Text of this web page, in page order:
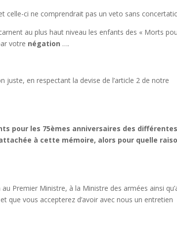
celle-ci ne comprendrait pas un veto sans
au plus haut niveau les enfants des « Morts
votre négation ….
juste, en respectant la devise de l’article 2 de notre
pour les 75èmes anniversaires des
à cette mémoire, alors pour quelle
Premier Ministre, à la Ministre des armées ainsi
vous accepterez d’avoir avec nous un entretien